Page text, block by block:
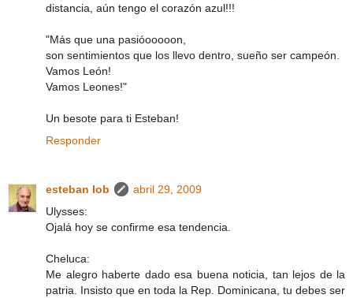
distancia, aún tengo el corazón azul!!!
"Más que una pasióooooon,
son sentimientos que los llevo dentro, sueño ser campeón.
Vamos León!
Vamos Leones!"
Un besote para ti Esteban!
Responder
esteban lob
abril 29, 2009
Ulysses:
Ojalá hoy se confirme esa tendencia.
Cheluca:
Me alegro haberte dado esa buena noticia, tan lejos de la
patria. Insisto que en toda la Rep. Dominicana, tu debes ser